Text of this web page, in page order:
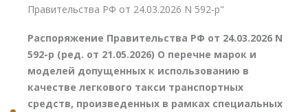
Правительства РФ от 24.03.2026 N 592-р"
Распоряжение Правительства РФ от 24.03.2026 N
592-р (ред. от 21.05.2026) О перечне марок и
моделей допущенных к использованию в
качестве легкового такси транспортных
средств, произведенных в рамках специальных